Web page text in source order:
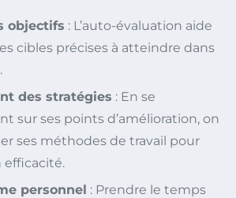
objectifs : L’auto-évaluation aide
cibles précises à atteindre dans
des stratégies : En se
sur ses points d’amélioration, on
ses méthodes de travail pour
efficacité.
personnel : Prendre le temps